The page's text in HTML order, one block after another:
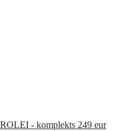
- komplekts 249 eur